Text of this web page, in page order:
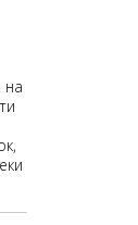
на